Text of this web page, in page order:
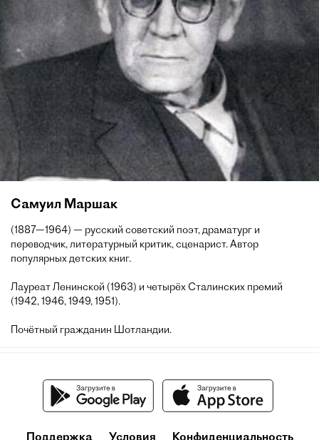
Самуил Маршак
(1887—1964) — русский советский поэт, драматург и
переводчик, литературный критик, сценарист. Автор
популярных детских книг.
Лауреат Ленинской (1963) и четырёх Сталинских премий
(1942, 1946, 1949, 1951).
Почётный гражданин Шотландии.
Поддержка Условия Конфиденциальность